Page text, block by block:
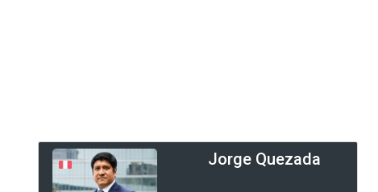
Jorge Quezada